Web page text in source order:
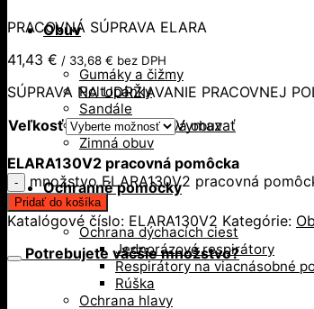
Obuv
Gumáky a čižmy
Poltopánky
Sandále
Vysoká členková obuv
Zimná obuv
Ochranné pomôcky
Ochrana dýchacích ciest
Jednorázové respirátory
Respirátory na viacnásobné
Rúška
Ochrana hlavy
PRACOVNÁ SÚPRAVA ELARA
41,43 € / 33,68 € bez DPH
SÚPRAVA NA UDRŽIAVANIE PRACOVNEJ
Veľkosť
Vymazať
ELARA130V2 pracovná pomôcka
množstvo ELARA130V2 pracovná
Pridať do košíka
Katalógové číslo: ELARA130V2 Kategórie:
Potrebujete väčšie množstvo?